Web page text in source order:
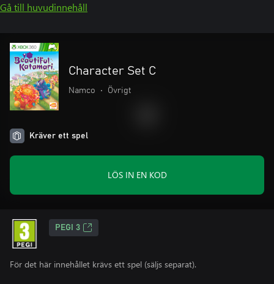
Gå till huvudinnehåll
Character Set C
Namco • Övrigt
Kräver ett spel
LÖS IN EN KOD
PEGI 3
För det här innehållet krävs ett spel (säljs separat).